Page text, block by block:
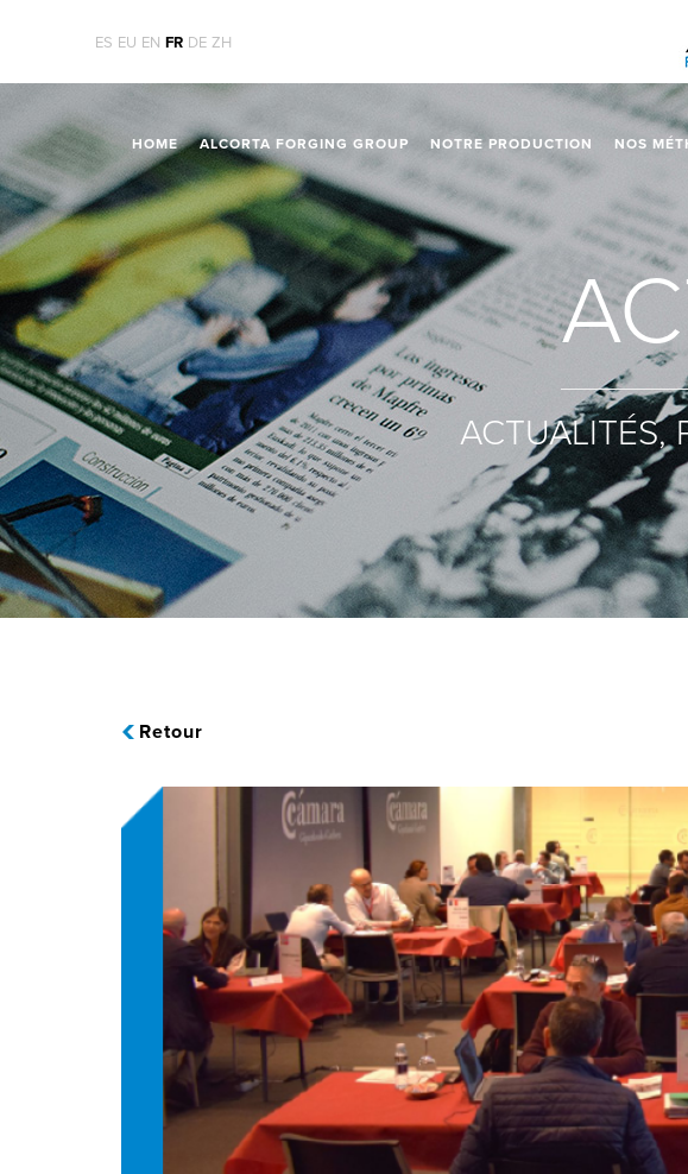
ES EU EN FR DE ZH
HOME ALCORTA FORGING GROUP NOTRE PRODUCTION NOS
ACTUALITÉS,
Retour